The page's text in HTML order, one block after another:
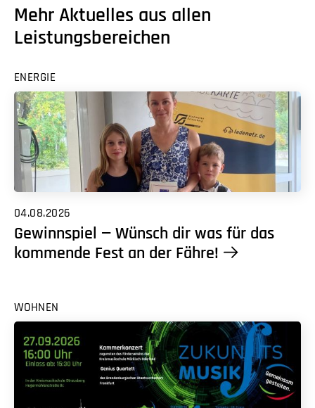
Mehr Aktuelles aus allen
Leistungsbereichen
ENERGIE
04.08.2026
Gewinnspiel — Wünsch dir was für das
kommende Fest an der Fähre!
WOHNEN